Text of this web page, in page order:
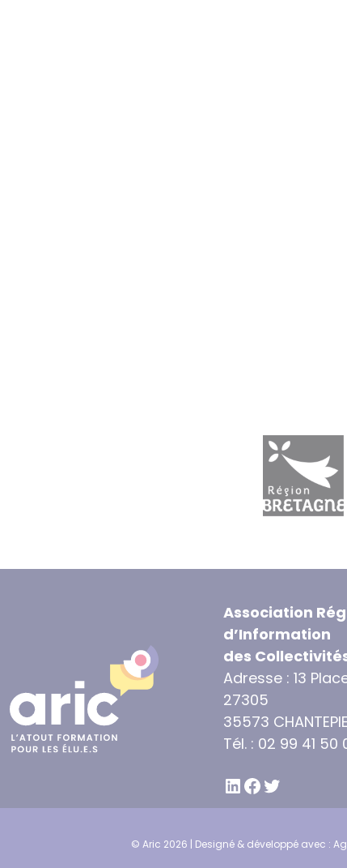
Association
d’Information
des
Adresse : 13
27305
35573
Tél. : 02 99 41 50
LINKEDIN
FACEBOOK
TWITTER
© Aric 2026 | Designé & développé avec :